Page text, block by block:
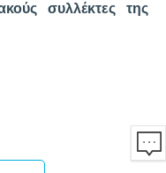
συλλέκτες της